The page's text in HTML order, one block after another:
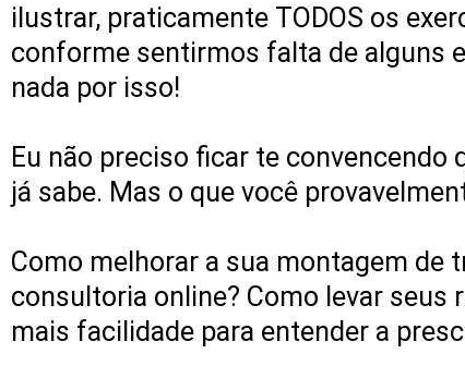
ilustrar, praticamente TODOS os
conforme sentirmos falta de alguns
nada por isso!
Eu não preciso ficar te
já sabe. Mas o que você
Como melhorar a sua montagem de
consultoria online? Como levar seus
mais facilidade para entender a